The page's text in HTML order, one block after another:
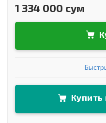
1 334 000 сум
Купить